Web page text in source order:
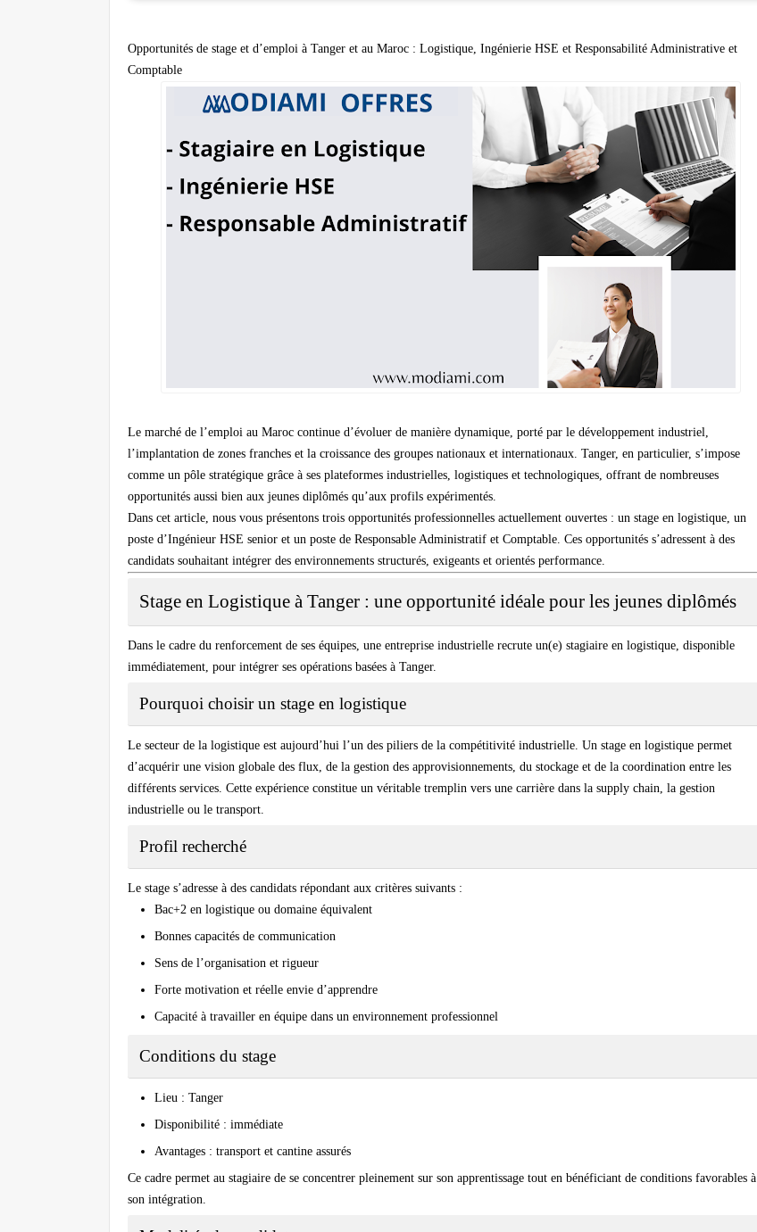
Opportunités de stage et d’emploi à Tanger et au Maroc : Logistique, Ingénierie HSE et Responsabilité Administrative et
Comptable
Le marché de l’emploi au Maroc continue d’évoluer de manière dynamique, porté par le développement industriel,
l’implantation de zones franches et la croissance des groupes nationaux et internationaux. Tanger, en particulier, s’impose
comme un pôle stratégique grâce à ses plateformes industrielles, logistiques et technologiques, offrant de nombreuses
opportunités aussi bien aux jeunes diplômés qu’aux profils expérimentés.
Dans cet article, nous vous présentons trois opportunités professionnelles actuellement ouvertes : un stage en logistique, un
poste d’Ingénieur HSE senior et un poste de Responsable Administratif et Comptable. Ces opportunités s’adressent à des
candidats souhaitant intégrer des environnements structurés, exigeants et orientés performance.
Stage en Logistique à Tanger : une opportunité idéale pour les jeunes diplômés
Dans le cadre du renforcement de ses équipes, une entreprise industrielle recrute un(e) stagiaire en logistique, disponible
immédiatement, pour intégrer ses opérations basées à Tanger.
Pourquoi choisir un stage en logistique
Le secteur de la logistique est aujourd’hui l’un des piliers de la compétitivité industrielle. Un stage en logistique permet
d’acquérir une vision globale des flux, de la gestion des approvisionnements, du stockage et de la coordination entre les
différents services. Cette expérience constitue un véritable tremplin vers une carrière dans la supply chain, la gestion
industrielle ou le transport.
Profil recherché
Le stage s’adresse à des candidats répondant aux critères suivants :
Bac+2 en logistique ou domaine équivalent
Bonnes capacités de communication
Sens de l’organisation et rigueur
Forte motivation et réelle envie d’apprendre
Capacité à travailler en équipe dans un environnement professionnel
Conditions du stage
Lieu : Tanger
Disponibilité : immédiate
Avantages : transport et cantine assurés
Ce cadre permet au stagiaire de se concentrer pleinement sur son apprentissage tout en bénéficiant de conditions favorables à
son intégration.